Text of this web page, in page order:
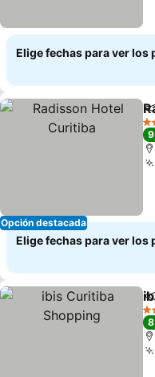
Elige fechas para ver los
Opción destacada
5
Elige fechas para ver los
3